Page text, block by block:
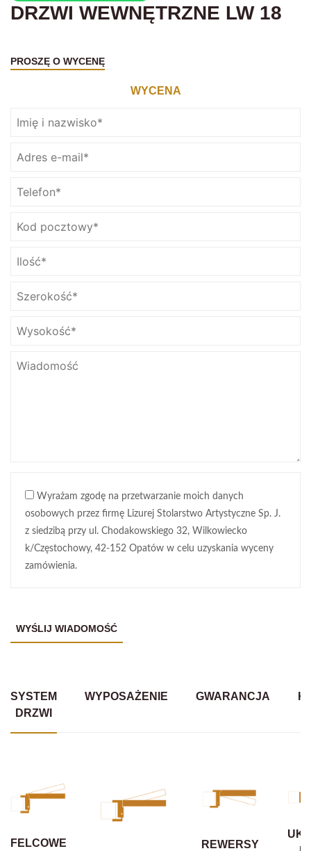
DRZWI WEWNĘTRZNE LW 18
PROSZĘ O WYCENĘ
WYCENA
Wyrażam zgodę na przetwarzanie moich danych
osobowych przez firmę Lizurej Stolarstwo Artystyczne Sp. J.
z siedzibą przy ul. Chodakowskiego 32, Wilkowiecko
k/Częstochowy, 42-152 Opatów w celu uzyskania wyceny
zamówienia.
SYSTEM
DRZWI
WYPOSAŻENIE GWARANCJA
FELCOWE
REWERSY